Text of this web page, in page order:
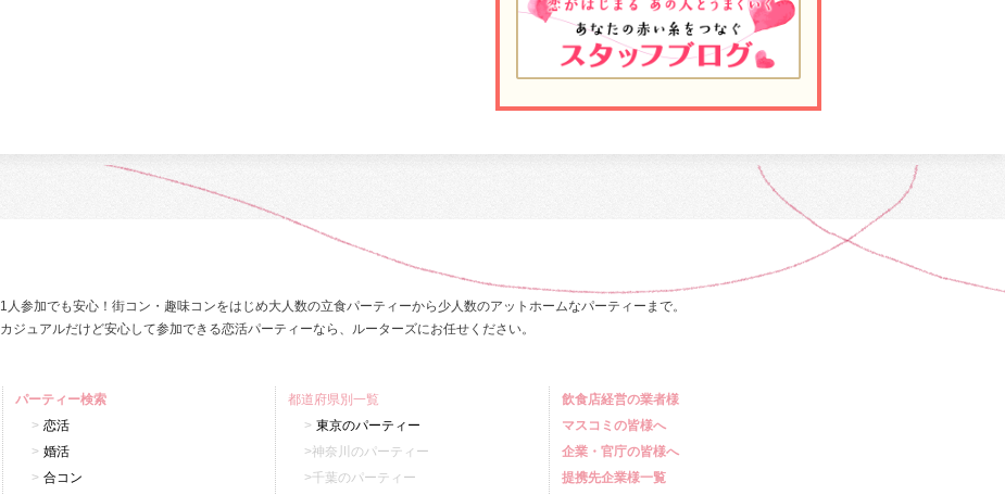
1人参加でも安心！街コン・趣味コンをはじめ大人数の立食パーティーから少人数のアットホームなパーティーまで。
カジュアルだけど安心して参加できる恋活パーティーなら、ルーターズにお任せください。
パーティー検索
恋活
婚活
合コン
都道府県別一覧
東京のパーティー
神奈川のパーティー
千葉のパーティー
飲食店経営の業者様
マスコミの皆様へ
企業・官庁の皆様へ
提携先企業様一覧